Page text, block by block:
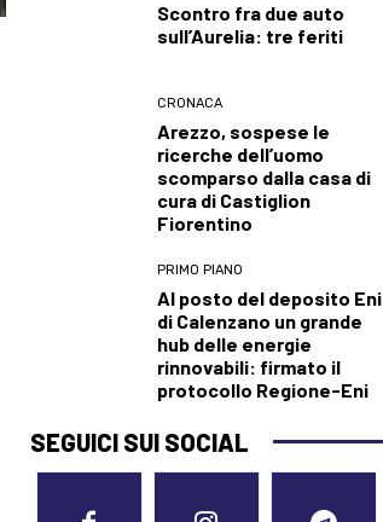
Scontro fra due auto
sull’Aurelia: tre feriti
CRONACA
Arezzo, sospese le
ricerche dell’uomo
scomparso dalla casa di
cura di Castiglion
Fiorentino
PRIMO PIANO
Al posto del deposito Eni
di Calenzano un grande
hub delle energie
rinnovabili: firmato il
protocollo Regione-Eni
SEGUICI SUI SOCIAL